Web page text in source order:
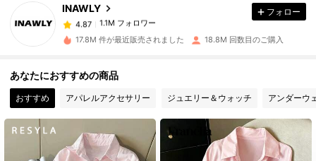
INAWLY
4.87
1.1M フォロワー
は 1日前 に購入しました
4.87 1.1M フォロワー
フォロー
17.8M 件が最近販売されました 18.8M 回数目のご購入
あなたにおすすめの商品
おすすめ アパレルアクセサリー ジュエリー＆ウォッチ アンダーウ